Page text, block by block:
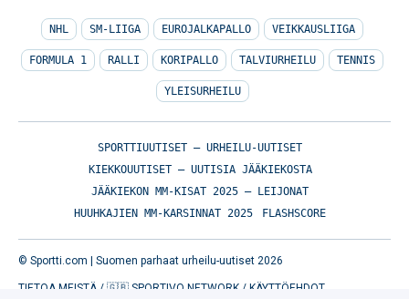
NHL SM-LIIGA EUROJALKAPALLO VEIKKAUSLIIGA
FORMULA 1 RALLI KORIPALLO TALVIURHEILU TENNIS
YLEISURHEILU
SPORTTIUUTISET – URHEILU-UUTISET
KIEKKOUUTISET – UUTISIA JÄÄKIEKOSTA
JÄÄKIEKON MM-KISAT 2025 – LEIJONAT
HUUHKAJIEN MM-KARSINNAT 2025
FLASHSCORE
© Sportti.com | Suomen parhaat urheilu-uutiset 2026
TIETOA MEISTÄ / 🇬🇧 SPORTIVO NETWORK / KÄYTTÖEHDOT